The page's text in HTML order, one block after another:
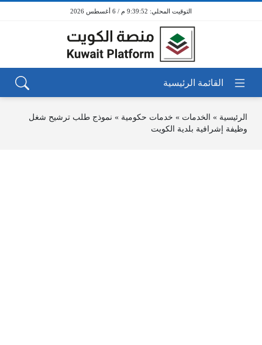
9:39:52 م / 6 أغسطس 2026
الرئيسية » الخدمات » خدمات حكومية » نموذج طلب ترشيح شغل
وظيفة إشرافية بلدية الكويت